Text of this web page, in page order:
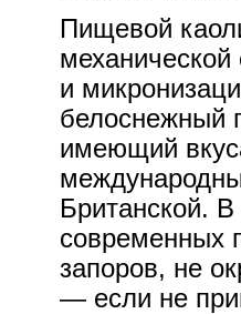
Пищевой
и
белоснежный
имеющий
Британской. В
современных
запоров, не
— если не